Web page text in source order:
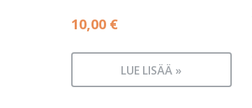
10,00 €
LUE LISÄÄ »